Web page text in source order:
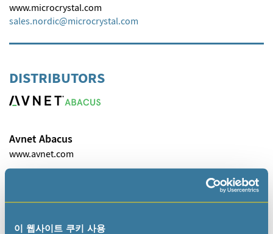
이 웹사이트 쿠키 사용
www.microcrystal.com
sales.nordic
microcrystal com
DISTRIBUTORS
Avnet Abacus
www.avnet.com
Golledge Electronics Ltd